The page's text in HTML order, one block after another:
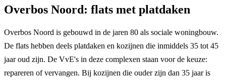
Overbos Noord: flats met platdaken
Overbos Noord is gebouwd in de jaren 80 als sociale woningbouw.
De flats hebben deels platdaken en kozijnen die inmiddels 35 tot 45
jaar oud zijn. De VvE's in deze complexen staan voor de keuze:
repareren of vervangen. Bij kozijnen die ouder zijn dan 35 jaar is